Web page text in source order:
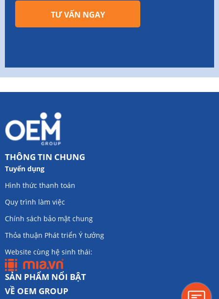
TƯ VẤN NGAY
THÔNG TIN CHUNG
Tuyển dụng
Hình thức thanh toán
Quy trình làm việc
Chính sách bảo mật chung
Thỏa thuận Phát triển Ý tưởng
Website cùng hệ sinh thái:
SẢN PHẨM NỔI BẬT
VỀ OEM GROUP